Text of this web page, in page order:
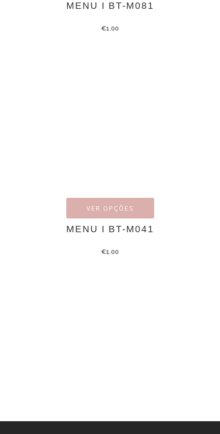
MENU I BT-M081
€1.00
VER OPÇÕES
MENU I BT-M041
€1.00